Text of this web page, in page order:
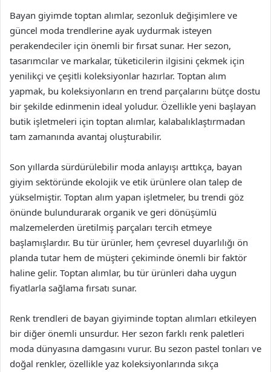
Bayan giyimde toptan alımlar, sezonluk değişimlere ve
güncel moda trendlerine ayak uydurmak isteyen
perakendeciler için önemli bir fırsat sunar. Her sezon,
tasarımcılar ve markalar, tüketicilerin ilgisini çekmek için
yenilikçi ve çeşitli koleksiyonlar hazırlar. Toptan alım
yapmak, bu koleksiyonların en trend parçalarını bütçe dostu
bir şekilde edinmenin ideal yoludur. Özellikle yeni başlayan
butik işletmeleri için toptan alımlar, kalabalıklaştırmadan
tam zamanında avantaj oluşturabilir.
Son yıllarda sürdürülebilir moda anlayışı arttıkça, bayan
giyim sektöründe ekolojik ve etik ürünlere olan talep de
yükselmiştir. Toptan alım yapan işletmeler, bu trendi göz
önünde bulundurarak organik ve geri dönüşümlü
malzemelerden üretilmiş parçaları tercih etmeye
başlamışlardır. Bu tür ürünler, hem çevresel duyarlılığı ön
planda tutar hem de müşteri çekiminde önemli bir faktör
haline gelir. Toptan alımlar, bu tür ürünleri daha uygun
fiyatlarla sağlama fırsatı sunar.
Renk trendleri de bayan giyiminde toptan alımları etkileyen
bir diğer önemli unsurdur. Her sezon farklı renk paletleri
moda dünyasına damgasını vurur. Bu sezon pastel tonları ve
doğal renkler, özellikle yaz koleksiyonlarında sıkça